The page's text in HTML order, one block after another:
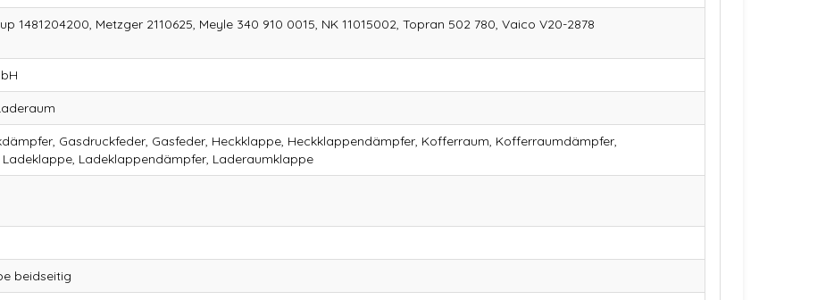
1481204200, Metzger 2110625, Meyle 340 910 0015, NK 11015002, Topran 502 780, Vaico V20-2878
Gasdruckfeder, Gasfeder, Heckklappe, Heckklappendämpfer, Kofferraum, Kofferraumdämpfer,
Ladeklappendämpfer, Laderaumklappe
beidseitig